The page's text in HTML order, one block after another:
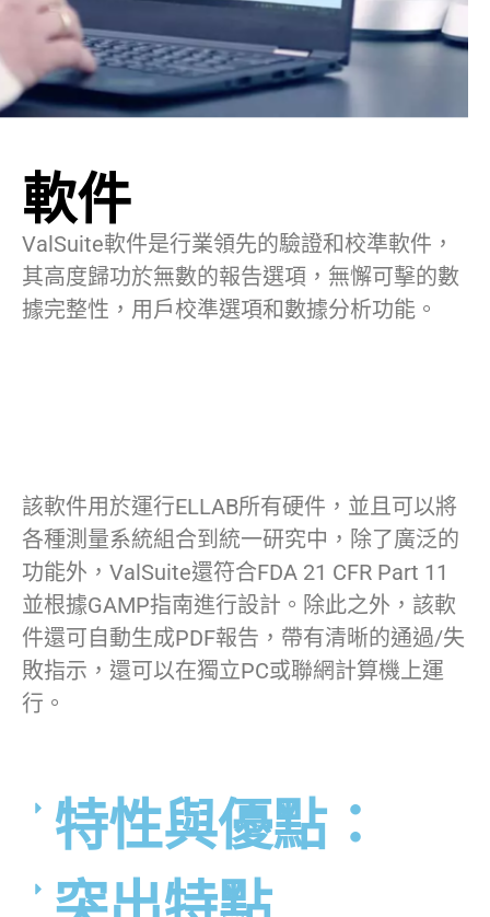
軟件
ValSuite軟件是行業領先的驗證和校準軟件，
其高度歸功於無數的報告選項，無懈可擊的數
據完整性，用戶校準選項和數據分析功能。
該軟件用於運行ELLAB所有硬件，並且可以將
各種測量系統組合到統一研究中，除了廣泛的
功能外，ValSuite還符合FDA 21 CFR Part 11
並根據GAMP指南進行設計。除此之外，該軟
件還可自動生成PDF報告，帶有清晰的通過/失
敗指示，還可以在獨立PC或聯網計算機上運
行。
特性與優點：